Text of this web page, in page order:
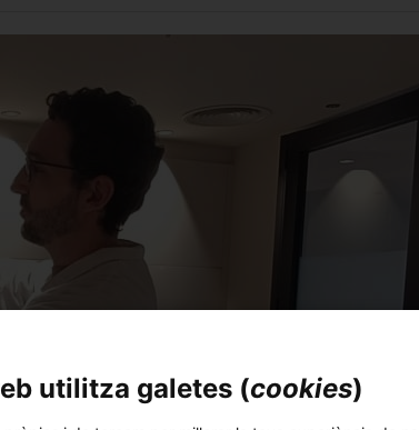
utilitza galetes (cookies)